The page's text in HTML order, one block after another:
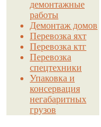
демонтажные
работы
Демонтаж домов
Перевозка яхт
Перевозка ктг
Перевозка
спецтехники
Упаковка и
консервация
негабаритных
грузов